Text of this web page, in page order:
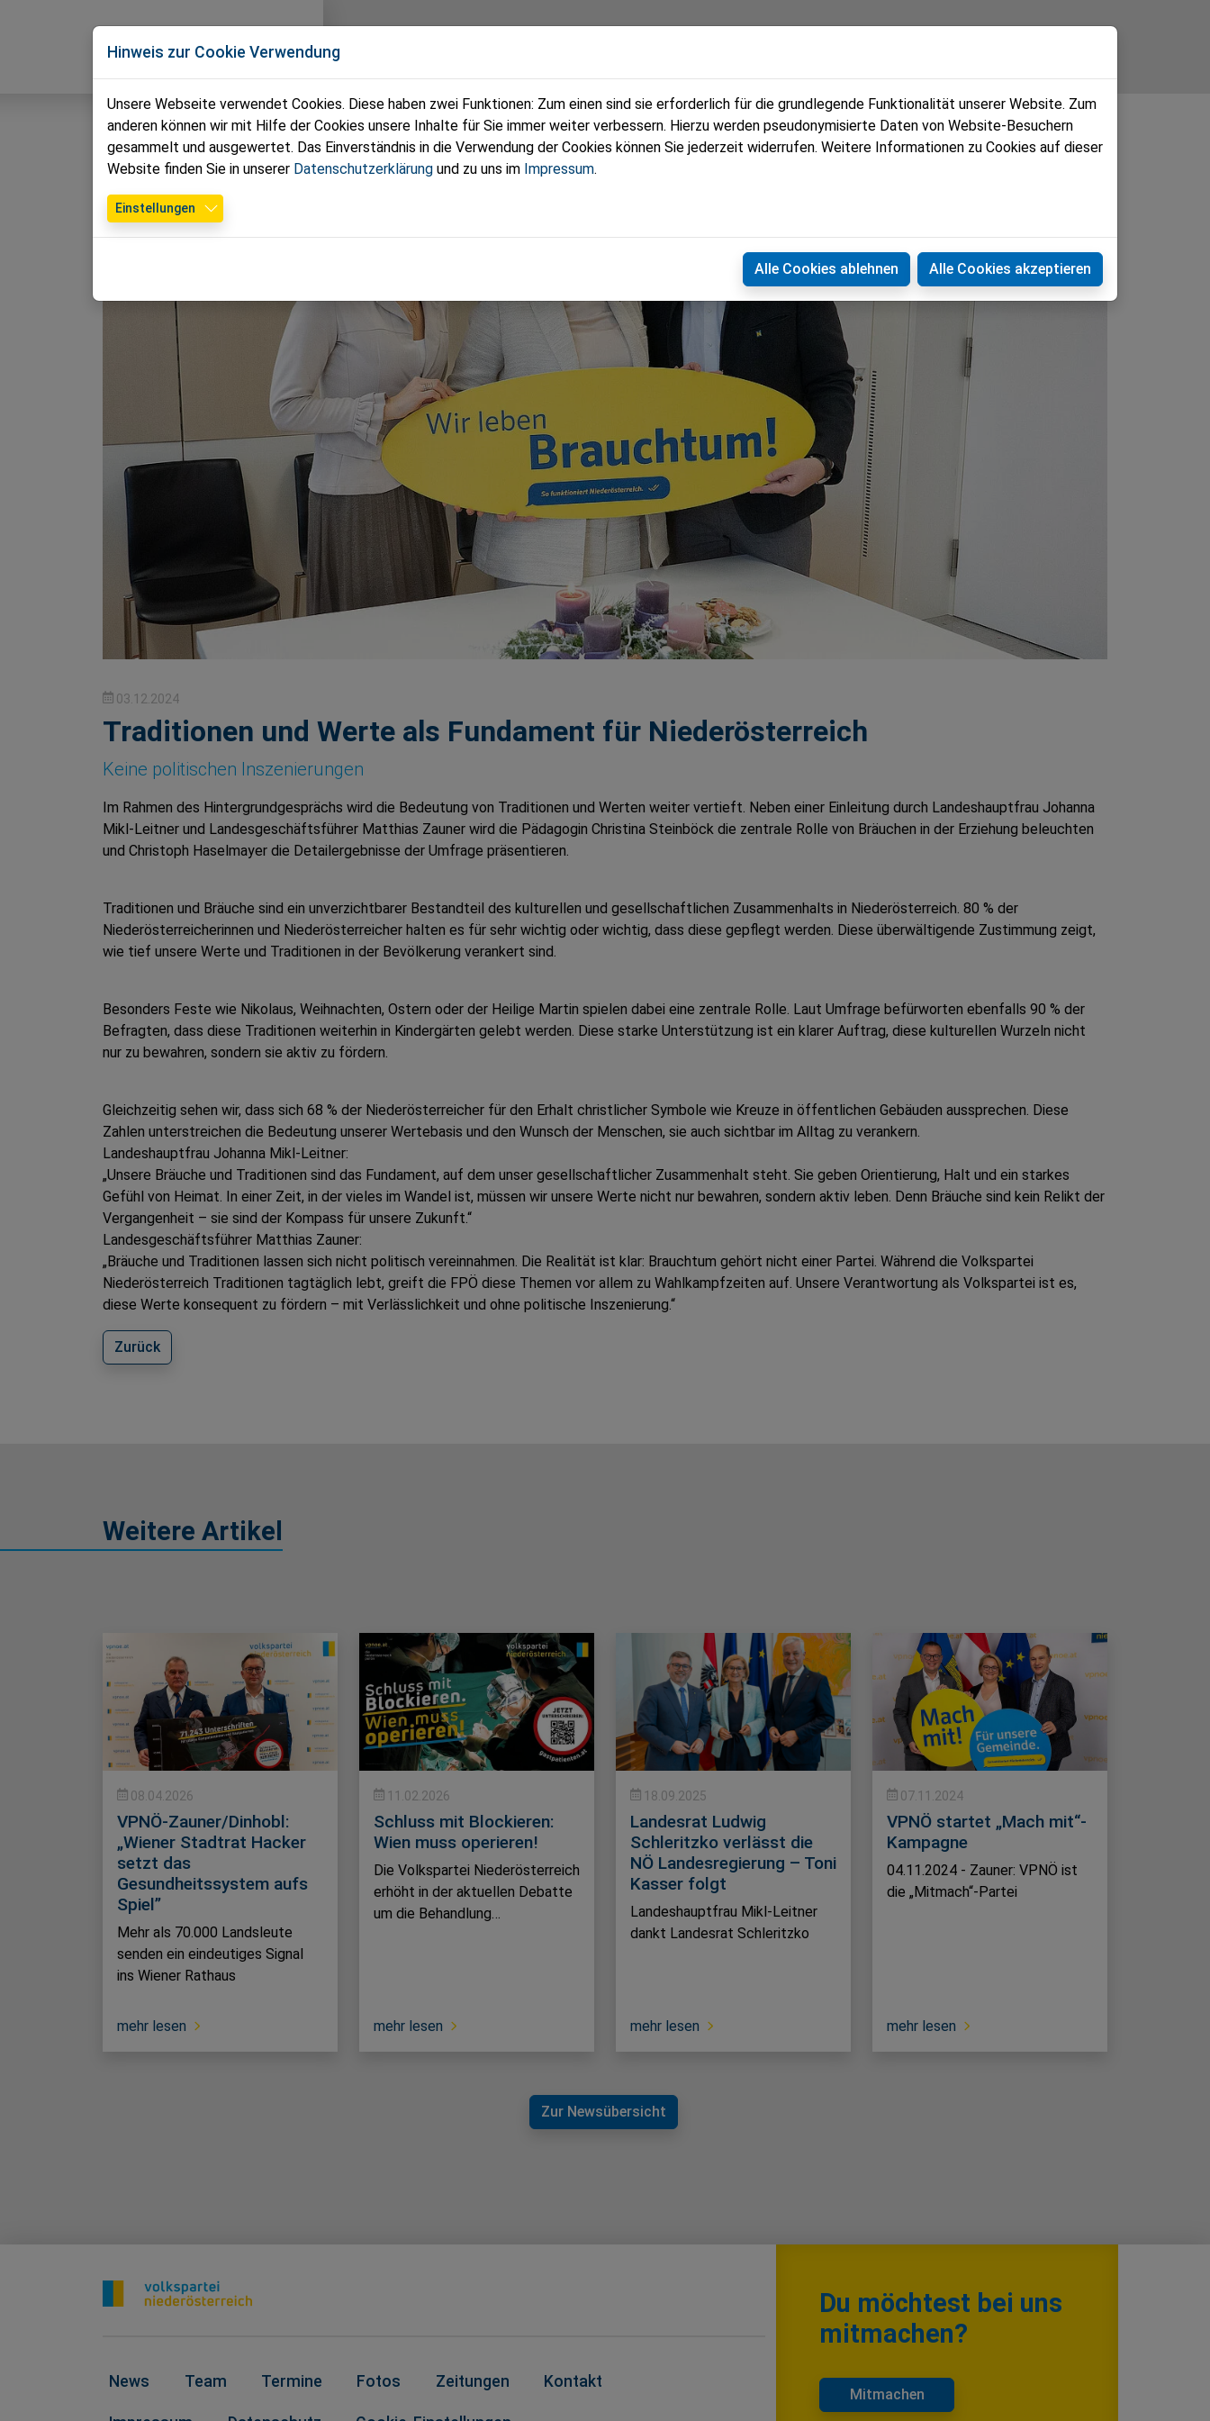
Leopoldsdorf im MarchfeldeNews
03.12.2024
Traditionen und Werte als Fundament für Niederösterreich
Keine politischen Inszenierungen
Im Rahmen des Hintergrundgesprächs wird die Bedeutung von Traditionen und Werten weiter vertieft. Neben einer Einleitung durch Landeshauptfrau Johanna
Mikl-Leitner und Landesgeschäftsführer Matthias Zauner wird die Pädagogin Christina Steinböck die zentrale Rolle von Bräuchen in der Erziehung beleuchten
und Christoph Haselmayer die Detailergebnisse der Umfrage präsentieren.
Traditionen und Bräuche sind ein unverzichtbarer Bestandteil des kulturellen und gesellschaftlichen Zusammenhalts in Niederösterreich. 80 % der
Niederösterreicherinnen und Niederösterreicher halten es für sehr wichtig oder wichtig, dass diese gepflegt werden. Diese überwältigende Zustimmung zeigt,
wie tief unsere Werte und Traditionen in der Bevölkerung verankert sind.
Besonders Feste wie Nikolaus, Weihnachten, Ostern oder der Heilige Martin spielen dabei eine zentrale Rolle. Laut Umfrage befürworten ebenfalls 90 % der
Befragten, dass diese Traditionen weiterhin in Kindergärten gelebt werden. Diese starke Unterstützung ist ein klarer Auftrag, diese kulturellen Wurzeln nicht
nur zu bewahren, sondern sie aktiv zu fördern.
Gleichzeitig sehen wir, dass sich 68 % der Niederösterreicher für den Erhalt christlicher Symbole wie Kreuze in öffentlichen Gebäuden aussprechen. Diese
Zahlen unterstreichen die Bedeutung unserer Wertebasis und den Wunsch der Menschen, sie auch sichtbar im Alltag zu verankern.
Landeshauptfrau Johanna Mikl-Leitner:
„Unsere Bräuche und Traditionen sind das Fundament, auf dem unser gesellschaftlicher Zusammenhalt steht. Sie geben Orientierung, Halt und ein starkes
Gefühl von Heimat. In einer Zeit, in der vieles im Wandel ist, müssen wir unsere Werte nicht nur bewahren, sondern aktiv leben. Denn Bräuche sind kein Relikt der
Vergangenheit – sie sind der Kompass für unsere Zukunft.“
Landesgeschäftsführer Matthias Zauner:
„Bräuche und Traditionen lassen sich nicht politisch vereinnahmen. Die Realität ist klar: Brauchtum gehört nicht einer Partei. Während die Volkspartei
Niederösterreich Traditionen tagtäglich lebt, greift die FPÖ diese Themen vor allem zu Wahlkampfzeiten auf. Unsere Verantwortung als Volkspartei ist es,
diese Werte konsequent zu fördern – mit Verlässlichkeit und ohne politische Inszenierung.“
Zurück
Weitere Artikel
08.04.2026
VPNÖ-Zauner/Dinhobl:
„Wiener Stadtrat Hacker
setzt das
Gesundheitssystem aufs
Spiel”
Mehr als 70.000 Landsleute
senden ein eindeutiges Signal
ins Wiener Rathaus
mehr lesen
11.02.2026
Schluss mit Blockieren:
Wien muss operieren!
Die Volkspartei Niederösterreich
erhöht in der aktuellen Debatte
um die Behandlung…
mehr lesen
18.09.2025
Landesrat Ludwig
Schleritzko verlässt die
NÖ Landesregierung – Toni
Kasser folgt
Landeshauptfrau Mikl-Leitner
dankt Landesrat Schleritzko
mehr lesen
07.11.2024
VPNÖ startet „Mach mit“-
Kampagne
04.11.2024 - Zauner: VPNÖ ist
die „Mitmach“-Partei
mehr lesen
Zur Newsübersicht
News Team Termine Fotos Zeitungen Kontakt
Du möchtest bei uns
mitmachen?
Mitmachen
Hinweis zur Cookie Verwendung
Unsere Webseite verwendet Cookies. Diese haben zwei Funktionen: Zum einen sind sie erforderlich für die grundlegende Funktionalität unserer Website. Zum
anderen können wir mit Hilfe der Cookies unsere Inhalte für Sie immer weiter verbessern. Hierzu werden pseudonymisierte Daten von Website-Besuchern
gesammelt und ausgewertet. Das Einverständnis in die Verwendung der Cookies können Sie jederzeit widerrufen. Weitere Informationen zu Cookies auf dieser
Website finden Sie in unserer Datenschutzerklärung und zu uns im Impressum.
Einstellungen
Alle Cookies ablehnen Alle Cookies akzeptieren